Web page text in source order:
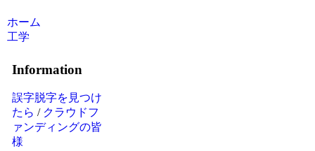
ホーム
工学
Information
誤字脱字を見つけ
たら / クラウドフ
ァンディングの皆
様